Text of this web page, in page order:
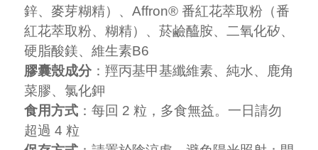
鋅、麥芽糊精）、Affron® 番紅花萃取粉（番
紅花萃取粉、糊精）、菸鹼醯胺、二氧化矽、
硬脂酸鎂、維生素B6
膠囊殼成分 ：羥丙基甲基纖維素、純水、鹿角
菜膠、氯化鉀
食用方式 ：每回 2 粒，多食無益。一日請勿
超過 4 粒